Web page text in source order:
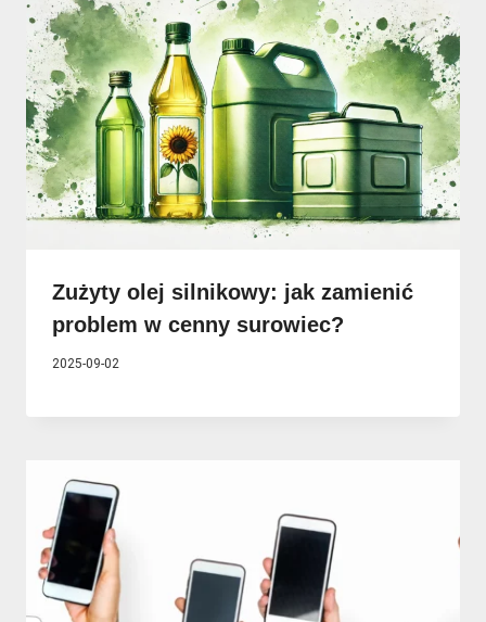
Zużyty olej silnikowy: jak zamienić
problem w cenny surowiec?
2025-09-02